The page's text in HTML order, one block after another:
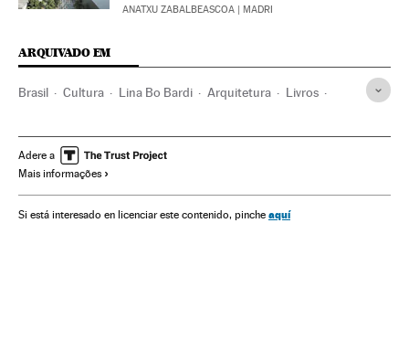
ANATXU ZABALBEASCOA | MADRI
ARQUIVADO EM
Brasil Cultura Lina Bo Bardi Arquitetura Livros
Bahia Bienal Venecia
Adere a
Mais informações
Si está interesado en licenciar este contenido, pinche aquí